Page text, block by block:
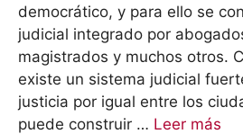
democrático, y para ello se
judicial integrado por
magistrados y muchos otros.
existe un sistema judicial
justicia por igual entre los
puede construir … Leer más